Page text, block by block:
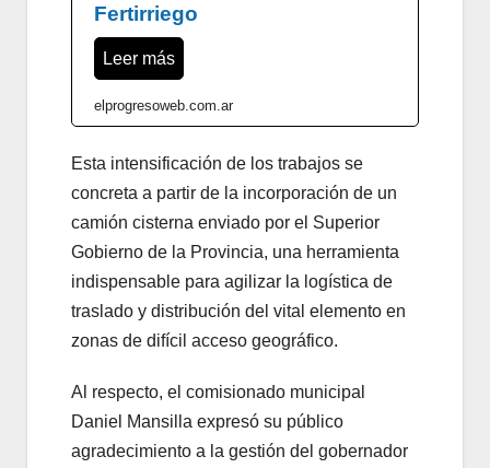
Fertirriego
Leer más
elprogresoweb.com.ar
Esta intensificación de los trabajos se
concreta a partir de la incorporación de un
camión cisterna enviado por el Superior
Gobierno de la Provincia, una herramienta
indispensable para agilizar la logística de
traslado y distribución del vital elemento en
zonas de difícil acceso geográfico.
Al respecto, el comisionado municipal
Daniel Mansilla expresó su público
agradecimiento a la gestión del gobernador